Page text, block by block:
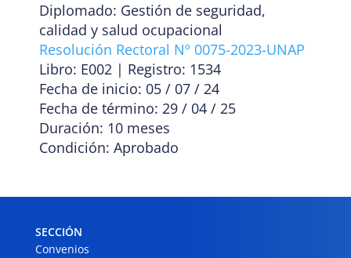
Diplomado: Gestión de seguridad,
calidad y salud ocupacional
Resolución Rectoral Nº 0075-2023-UNAP
Libro: E002 | Registro: 1534
Fecha de inicio: 05 / 07 / 24
Fecha de término: 29 / 04 / 25
Duración: 10 meses
Condición: Aprobado
SECCIÓN
Convenios